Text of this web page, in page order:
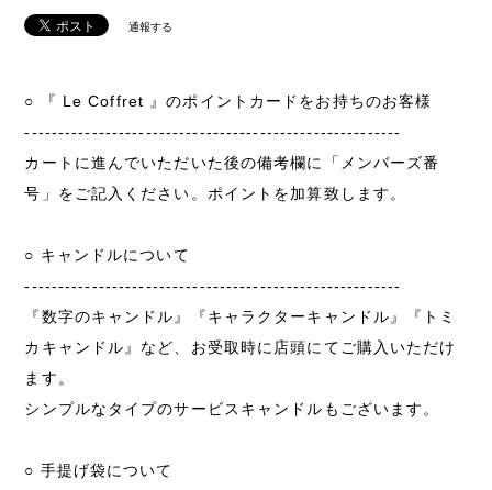
通報する
○ 『 Le Coffret 』のポイントカードをお持ちのお客様
--------------------------------------------------------
カートに進んでいただいた後の備考欄に「メンバーズ番
号」をご記入ください。ポイントを加算致します。
○ キャンドルについて
--------------------------------------------------------
『数字のキャンドル』『キャラクターキャンドル』『トミ
カキャンドル』など、お受取時に店頭にてご購入いただけ
ます。
シンプルなタイプのサービスキャンドルもございます。
○ 手提げ袋について